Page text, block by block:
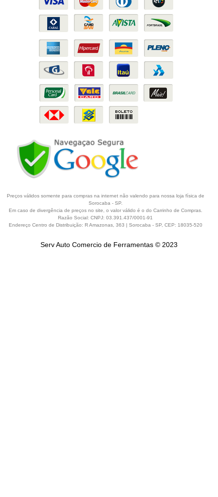
Preços válidos somente para compras na internet não valendo para nossa loja física de
Sorocaba - SP.
Em caso de divergência de preços no site, o valor válido é o do Carrinho de Compras.
Razão Social: CNPJ: 03.391.437/0001-91
Endereço Centro de Distribuição: R Amazonas, 363 | Sorocaba - SP, CEP: 18035-520
Serv Auto Comercio de Ferramentas © 2023